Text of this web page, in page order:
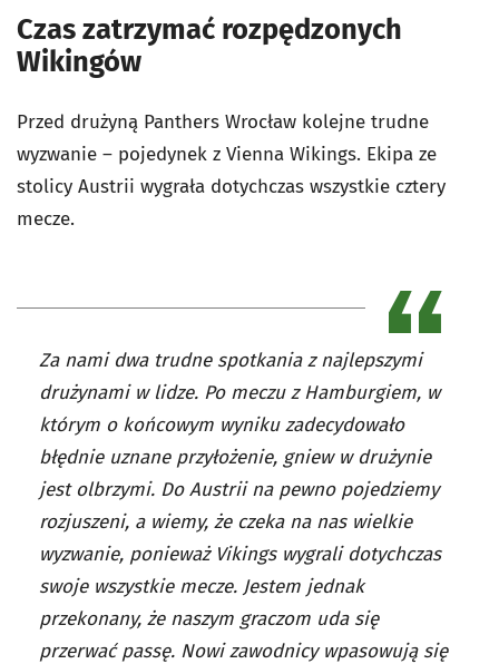
Czas zatrzymać rozpędzonych
Wikingów
Przed drużyną Panthers Wrocław kolejne trudne
wyzwanie – pojedynek z Vienna Wikings. Ekipa ze
stolicy Austrii wygrała dotychczas wszystkie cztery
mecze.
Za nami dwa trudne spotkania z najlepszymi
drużynami w lidze. Po meczu z Hamburgiem, w
którym o końcowym wyniku zadecydowało
błędnie uznane przyłożenie, gniew w drużynie
jest olbrzymi. Do Austrii na pewno pojedziemy
rozjuszeni, a wiemy, że czeka na nas wielkie
wyzwanie, ponieważ Vikings wygrali dotychczas
swoje wszystkie mecze. Jestem jednak
przekonany, że naszym graczom uda się
przerwać passę. Nowi zawodnicy wpasowują się